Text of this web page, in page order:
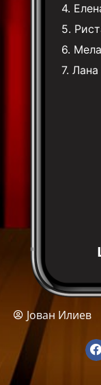
4.
5.
6.
7.
Јован Илиев